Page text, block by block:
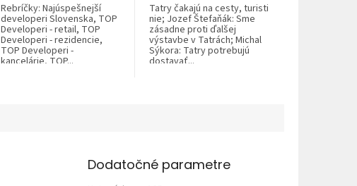
Rebríčky: Najúspešnejší
developeri Slovenska, TOP
Developeri - retail, TOP
Developeri - rezidencie,
TOP Developeri -
kancelárie, TOP...
Tatry čakajú na cesty, turisti
nie; Jozef Štefaňák: Sme
zásadne proti ďalšej
výstavbe v Tatrách; Michal
Sýkora: Tatry potrebujú
dostavať...
Dodatočné parametre